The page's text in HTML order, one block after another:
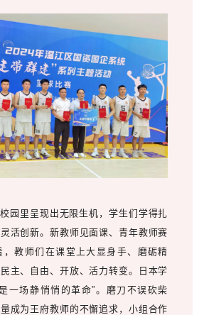
园里呈现出无限生机，学生们学得扎
活创新。新教师见面课、青年教师赛
，教师们在课堂上大显身手、磨砺精
主、自由、开放、活力转变。日本学
一场静悄悄的革命”。磨刀不误砍柴
成为王府教师的不懈追求，小组合作